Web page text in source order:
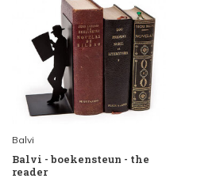
Balvi
Balvi - boekensteun - the
reader